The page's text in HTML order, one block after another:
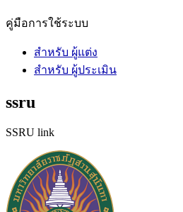
คู่มือการใช้ระบบ
สำหรับ ผู้แต่ง
สำหรับ ผู้ประเมิน
ssru
SSRU link